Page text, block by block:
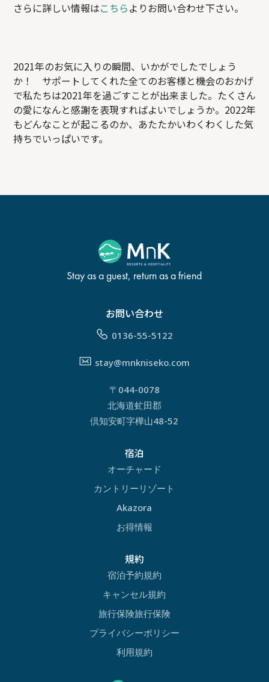
さらに詳しい情報はこちらよりお問い合わせ下さい。
2021年のお気に入りの瞬間、いかがでしたでしょう
か！ サポートしてくれた全てのお客様と機会のおかげ
で私たちは2021年を過ごすことが出来ました。たくさん
の愛になんと感謝を表現すればよいでしょうか。2022年
もどんなことが起こるのか、あたたかいわくわくした気
持ちでいっぱいです。
Stay as a guest, return as a friend
お問い合わせ
0136-55-5122
stay@mnkniseko.com
〒044-0078
北海道虻田郡
倶知安町字樺山48-52
宿泊
オーチャード
カントリーリゾート
Akazora
お得情報
規約
宿泊予約規約
キャンセル規約
旅行保険旅行保険
プライバシーポリシー
利用規約